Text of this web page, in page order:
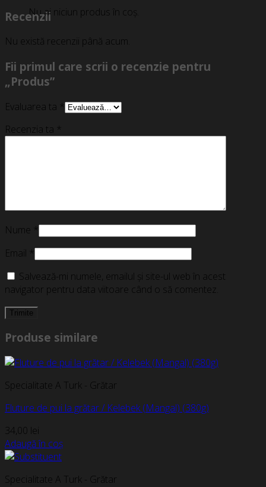
Nu ai niciun produs în coș.
Recenzii
Nu există recenzii până acum.
Fii primul care scrii o recenzie pentru
„Produs”
Evaluarea ta *
Recenzia ta *
Nume *
Email *
Salvează-mi numele, emailul și site-ul web în acest
navigator pentru data viitoare când o să comentez.
Produse similare
Specialitate A Turk - Grătar
Fluture de pui la grătar / Kelebek (Mangal) (380g)
34,00 lei
Adaugă în coș
Specialitate A Turk - Grătar